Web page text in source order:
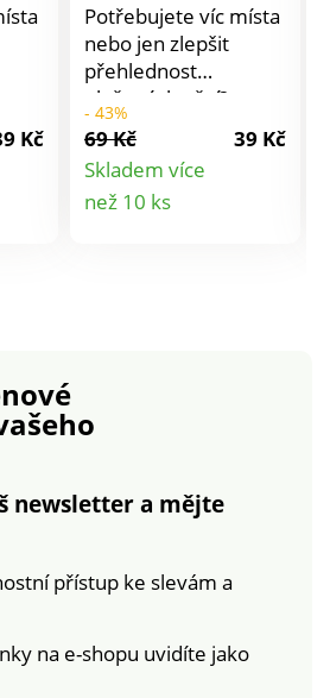
Kč
Potřebujete víc místa
nebo jen zlepšit
přehlednost
uložených věcí?
Organizér můžete
umístit nejen do dveří
kuchyňské skříňky,
ale i do koupelny,
- 43%
69 Kč
39 Kč
Skladem více
než 10 ks
newsletter a mějte
přístup ke slevám a
na e-shopu uvidíte jako